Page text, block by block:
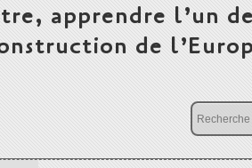
apprendre l’un
de